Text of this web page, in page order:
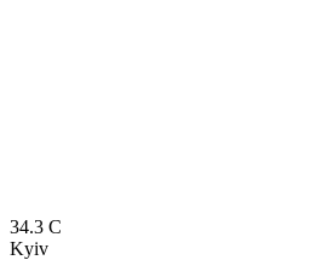
34.3 C
Kyiv